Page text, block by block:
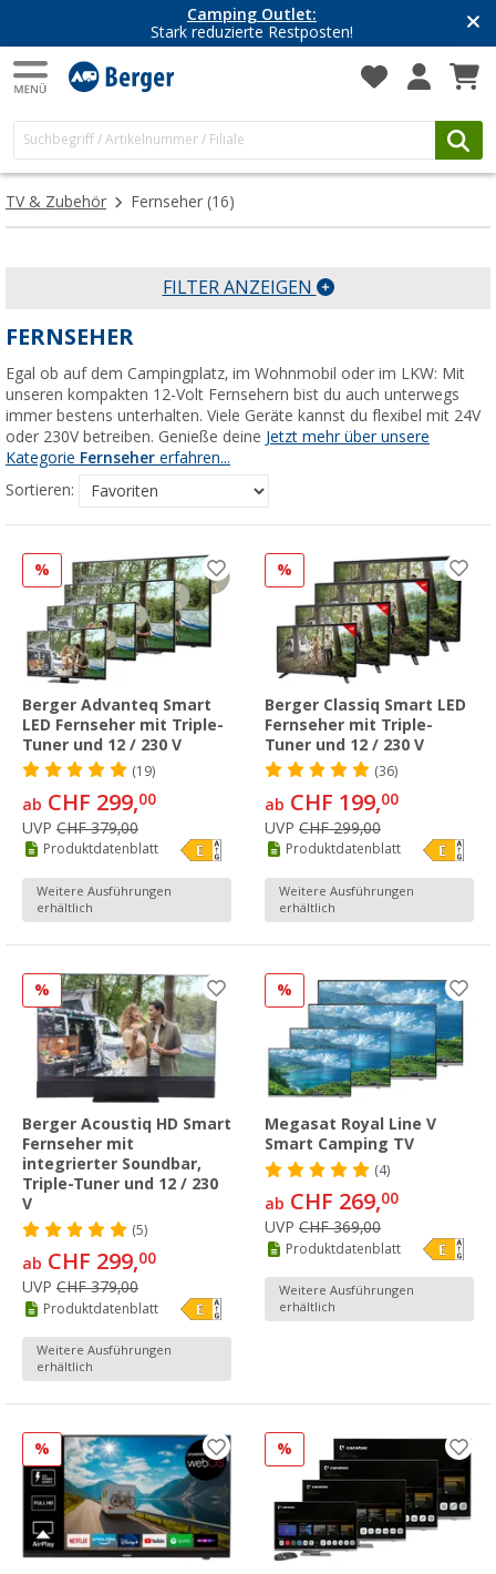
Camping Outlet:
Stark reduzierte Restposten!
TV & Zubehör Fernseher (16)
FILTER ANZEIGEN
FERNSEHER
Egal ob auf dem Campingplatz, im Wohnmobil oder im LKW: Mit
unseren kompakten 12-Volt Fernsehern bist du auch unterwegs
immer bestens unterhalten. Viele Geräte kannst du flexibel mit 24V
oder 230V betreiben. Genieße deine Jetzt mehr über unsere
Kategorie Fernseher erfahren...
Sortieren:
%
Berger Advanteq Smart
LED Fernseher mit Triple-
Tuner und 12 / 230 V
(19)
ab CHF 299,00
UVP CHF 379,00
Produktdatenblatt
Weitere Ausführungen
erhältlich
%
Berger Classiq Smart LED
Fernseher mit Triple-
Tuner und 12 / 230 V
(36)
ab CHF 199,00
UVP CHF 299,00
Produktdatenblatt
Weitere Ausführungen
erhältlich
%
Berger Acoustiq HD Smart
Fernseher mit
integrierter Soundbar,
Triple-Tuner und 12 / 230
V
(5)
ab CHF 299,00
UVP CHF 379,00
Produktdatenblatt
Weitere Ausführungen
erhältlich
%
Megasat Royal Line V
Smart Camping TV
(4)
ab CHF 269,00
UVP CHF 369,00
Produktdatenblatt
Weitere Ausführungen
erhältlich
% %